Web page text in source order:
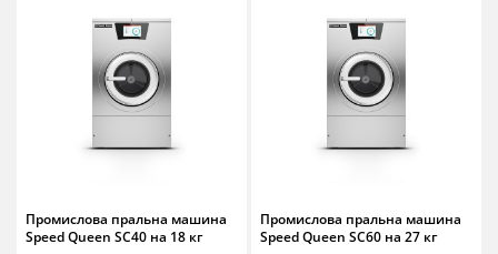
Промислова пральна машина
Speed Queen SC40 на 18 кг
Промислова пральна машина
Speed Queen SC60 на 27 кг